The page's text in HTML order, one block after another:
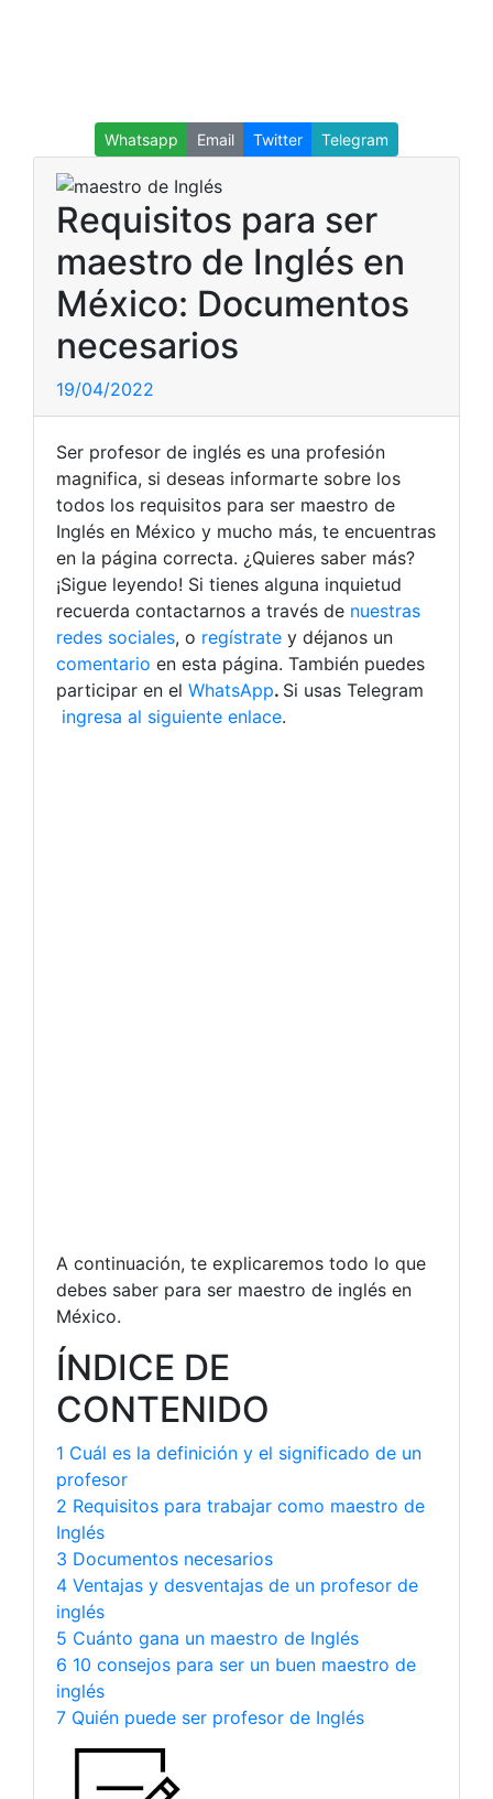
Whatsapp Email Twitter Telegram
Requisitos para ser
maestro de Inglés en
México: Documentos
necesarios
19/04/2022
Ser profesor de inglés es una profesión
magnifica, si deseas informarte sobre los
todos los requisitos para ser maestro de
Inglés en México y mucho más, te encuentras
en la página correcta. ¿Quieres saber más?
¡Sigue leyendo! Si tienes alguna inquietud
recuerda contactarnos a través de nuestras
redes sociales, o regístrate y déjanos un
comentario en esta página. También puedes
participar en el WhatsApp. Si usas Telegram
ingresa al siguiente enlace.
A continuación, te explicaremos todo lo que
debes saber para ser maestro de inglés en
México.
ÍNDICE DE
CONTENIDO
1 Cuál es la definición y el significado de un
profesor
2 Requisitos para trabajar como maestro de
Inglés
3 Documentos necesarios
4 Ventajas y desventajas de un profesor de
inglés
5 Cuánto gana un maestro de Inglés
6 10 consejos para ser un buen maestro de
inglés
7 Quién puede ser profesor de Inglés